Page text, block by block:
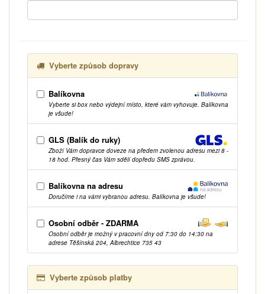
Vyberte způsob dopravy
Balíkovna
Vyberte si box nebo výdejní místo, které vám vyhovuje. Balíkovna
je všude!
GLS (Balík do ruky)
Zboží Vám dopravce doveze na předem zvolenou adresu mezi 8 -
18 hod. Přesný čas Vám sdělí dopředu SMS zprávou.
Balíkovna na adresu
Doručíme i na vámi vybranou adresu. Balíkovna je všude!
Osobní odběr - ZDARMA
Osobní odběr je možný v pracovní dny od 7:30 do 14:30 na
adrese Těšínská 204, Albrechtice 735 43
Vyberte způsob platby